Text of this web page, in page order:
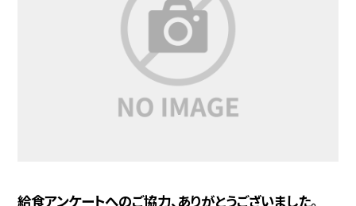
給食アンケートへのご協力、ありがとうございました。